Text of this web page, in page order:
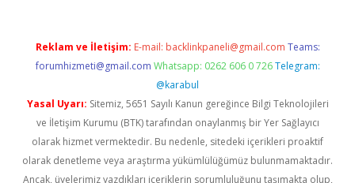
Reklam ve İletişim: E-mail: backlinkpaneli@gmail.com Teams:
forumhizmeti@gmail.com Whatsapp: 0262 606 0 726 Telegram:
@karabul
Yasal Uyarı: Sitemiz, 5651 Sayılı Kanun gereğince Bilgi Teknolojileri
ve İletişim Kurumu (BTK) tarafından onaylanmış bir Yer Sağlayıcı
olarak hizmet vermektedir. Bu nedenle, sitedeki içerikleri proaktif
olarak denetleme veya araştırma yükümlülüğümüz bulunmamaktadır.
Ancak, üyelerimiz yazdıkları içeriklerin sorumluluğunu taşımakta olup,